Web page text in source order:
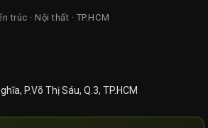
trúc · Nội thất · TP.HCM
P.Võ Thị Sáu, Q.3, TP.HCM